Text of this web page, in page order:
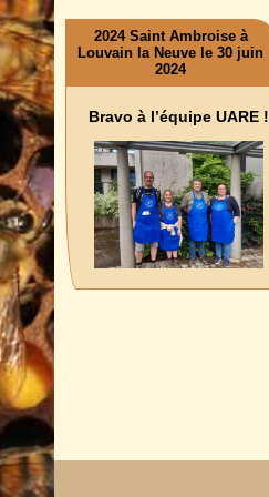
2024 Saint Ambroise à
Louvain la Neuve le 30 juin
2024
Bravo à l’équipe UARE !